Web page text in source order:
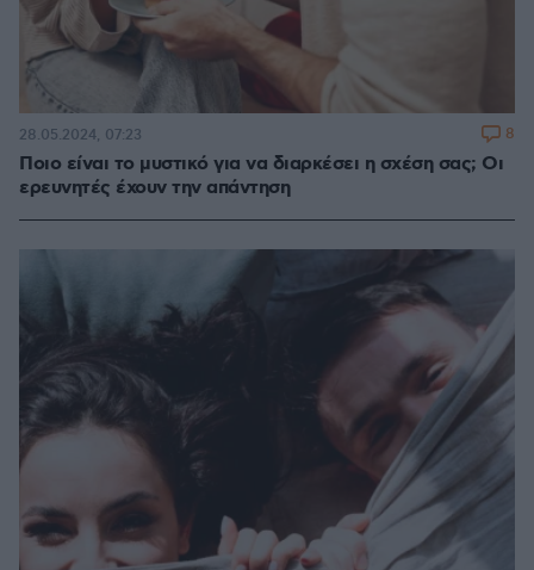
Ποιο είναι το μυστικό για να διαρκέσει η σχέση σας; Οι
ερευνητές έχουν την απάντηση
28.05.2024, 07:23 8